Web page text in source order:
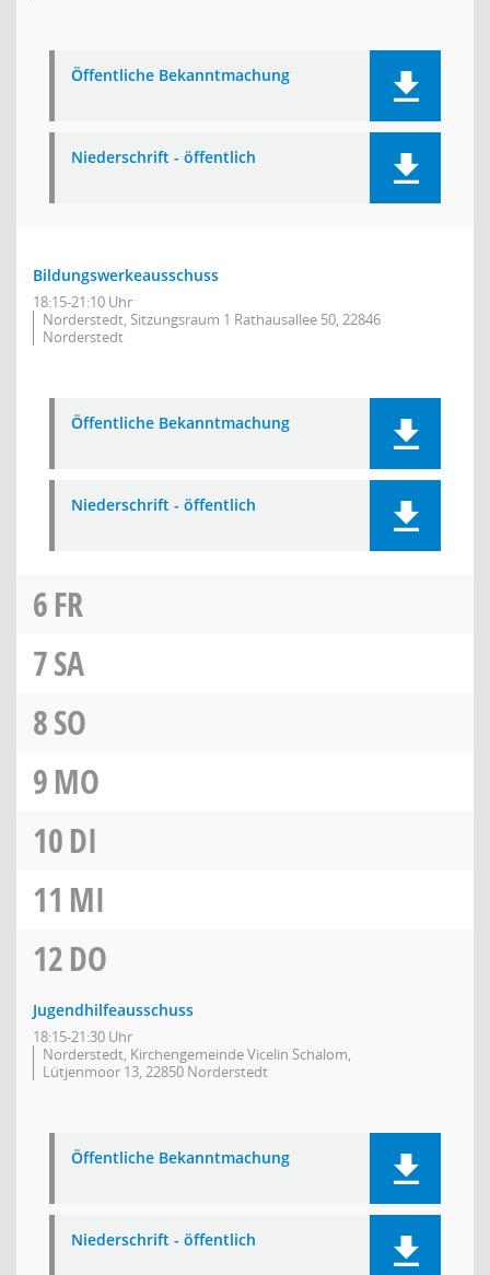
Öffentliche Bekanntmachung
Niederschrift - öffentlich
Bildungswerkeausschuss
18:15-21:10 Uhr
Norderstedt, Sitzungsraum 1 Rathausallee 50, 22846
Norderstedt
Öffentliche Bekanntmachung
Niederschrift - öffentlich
6FR
7SA
8SO
9MO
10DI
11 MI
12DO
Jugendhilfeausschuss
18:15-21:30 Uhr
Norderstedt, Kirchengemeinde Vicelin Schalom,
Lütjenmoor 13, 22850 Norderstedt
Öffentliche Bekanntmachung
Niederschrift - öffentlich